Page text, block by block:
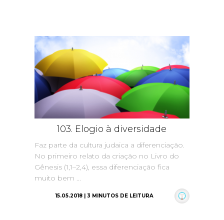
103. Elogio à diversidade
Faz parte da cultura judaica a diferenciação.
No primeiro relato da criação no Livro do
Gênesis (1,1–2,4), essa diferenciação fica
muito bem ...
15.05.2018 | 3 MINUTOS DE LEITURA